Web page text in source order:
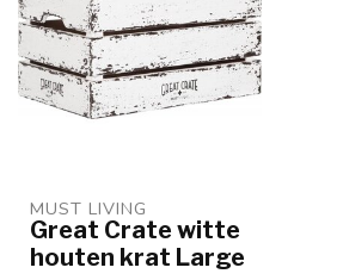
MUST LIVING
Great Crate witte
houten krat Large